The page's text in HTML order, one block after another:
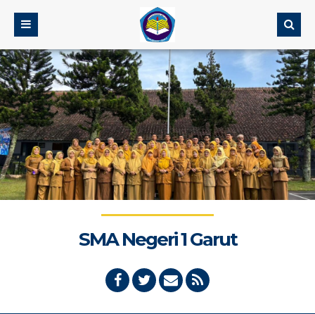
SMA Negeri 1 Garut